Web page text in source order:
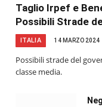
Taglio Irpef e
Possibili Strade
ITALIA 14 MARZO 2024
Possibili strade del
classe media.